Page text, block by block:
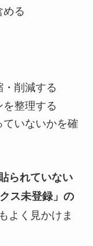
める
削減する
整理する
いないかを確
られていない
ス未登録」の
よく見かけま